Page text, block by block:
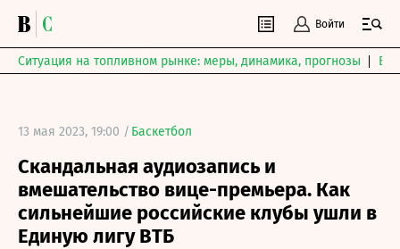
Войти
Ситуация на топливном рынке: меры, динамика, прогнозы
13 мая 2023, 19:00 / Баскетбол
Скандальная аудиозапись и
вмешательство вице-премьера. Как
сильнейшие российские клубы ушли в
Единую лигу ВТБ